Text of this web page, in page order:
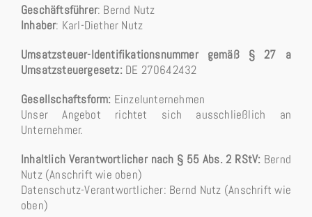
Geschäftsführer: Bernd Nutz
Inhaber: Karl-Diether Nutz
Umsatzsteuer-Identifikationsnummer gemäß § 27 a
Umsatzsteuergesetz: DE 270642432
Gesellschaftsform: Einzelunternehmen
Unser Angebot richtet sich ausschließlich an
Unternehmer.
Inhaltlich Verantwortlicher nach § 55 Abs. 2 RStV: Bernd
Nutz (Anschrift wie oben)
Datenschutz-Verantwortlicher: Bernd Nutz (Anschrift wie
oben)